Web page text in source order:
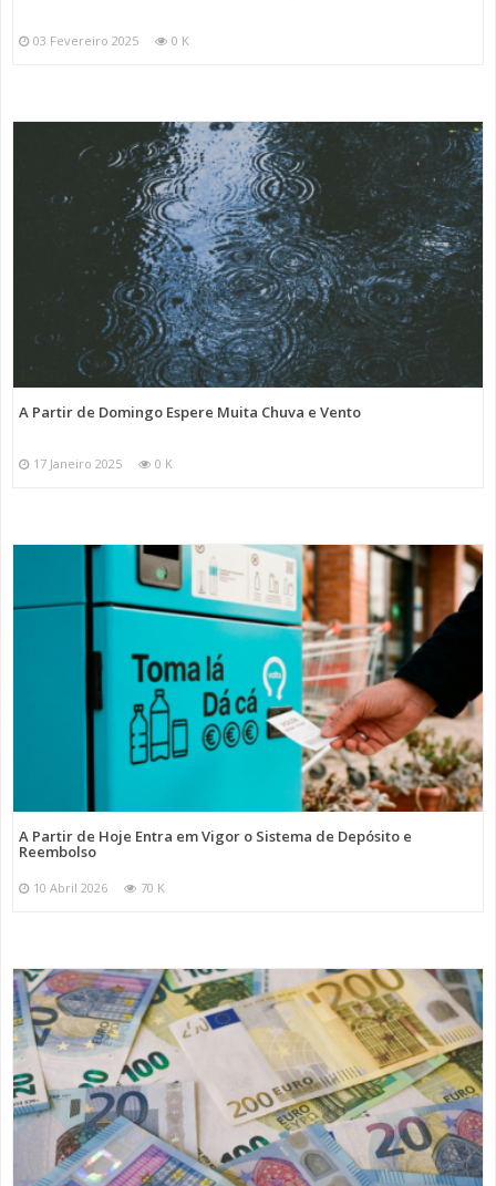
03 Fevereiro 2025 0 K
A Partir de Domingo Espere Muita Chuva e Vento
17 Janeiro 2025 0 K
A Partir de Hoje Entra em Vigor o Sistema de Depósito e
Reembolso
10 Abril 2026 70 K